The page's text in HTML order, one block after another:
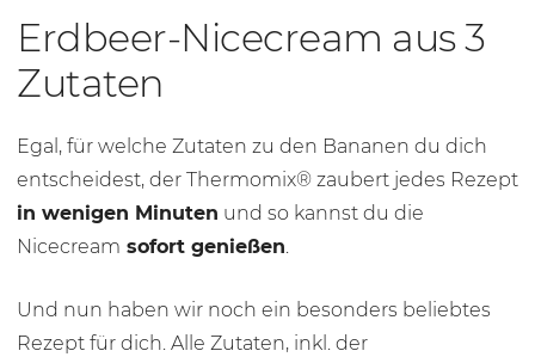
Erdbeer-Nicecream aus 3
Zutaten
Egal, für welche Zutaten zu den Bananen du dich
entscheidest, der Thermomix® zaubert jedes Rezept
in wenigen Minuten und so kannst du die
Nicecream sofort genießen.
Und nun haben wir noch ein besonders beliebtes
Rezept für dich. Alle Zutaten, inkl. der